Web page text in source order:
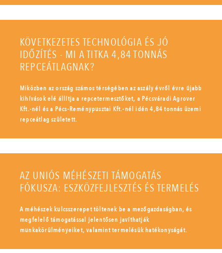
KÖVETKEZETES TECHNOLÓGIA ÉS JÓ
IDŐZÍTÉS - MI A TITKA 4,84 TONNÁS
REPCEÁTLAGNAK?
Miközben az ország számos térségében az aszály évről évre újabb
kihívások elé állítja a repcetermesztőket, a Pécsváradi Agrover
Kft.-nél és a Pécs-Reménypusztai Kft.-nél idén 4,84 tonnás üzemi
repceátlag született.
AZ UNIÓS MÉHÉSZETI TÁMOGATÁS
FÓKUSZA: ESZKÖZFEJLESZTÉS ÉS TERMELÉS
A méhészek kulcsszerepet töltenek be a mezőgazdaságban, és
megfelelő támogatással jelentősen javíthatják
munkakörülményeiket, valamint termelésük hatékonyságát.